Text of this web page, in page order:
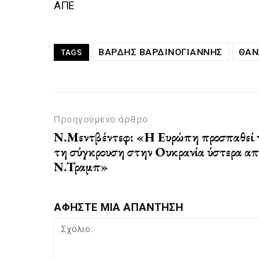
ΑΠΕ
TAGS ΒΑΡΔΉΣ ΒΑΡΔΙΝΟΓΙΆΝΝΗΣ
Προηγούμενο άρθρο
Ν.Μεντβέντεφ: «Η Ευρώπη προσπαθεί
τη σύγκρουση στην Ουκρανία ύστερα
Ν.Τραμπ»
ΑΦΗΣΤΕ ΜΙΑ ΑΠΑΝΤΗΣΗ